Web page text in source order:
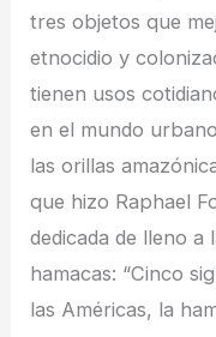
tres objetos que
etnocidio y
tienen usos
en el mundo
las orillas
que hizo Raphael
dedicada de lleno a
hamacas: “Cinco
las Américas, la